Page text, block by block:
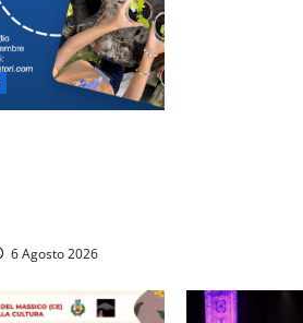
6 Agosto 2026